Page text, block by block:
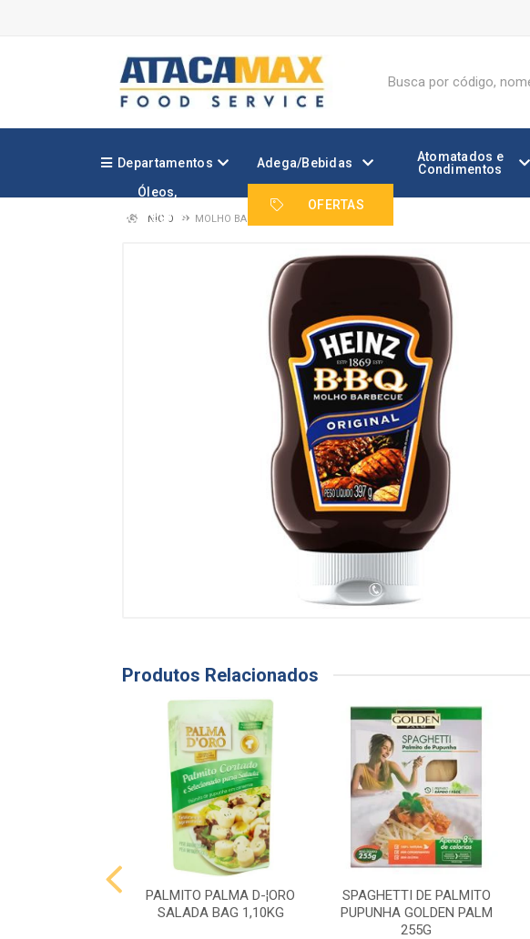
Departamentos Adega/Bebidas
Atomatados e
Condimentos
Óleos,
Gorduras
OFERTAS
INÍCIO MOLHO BARBECUE HEINZ PET 397G
Produtos Relacionados
PALMITO PALMA D-¦ORO
SALADA BAG 1,10KG
SPAGHETTI DE PALMITO
PUPUNHA GOLDEN PALM
255G